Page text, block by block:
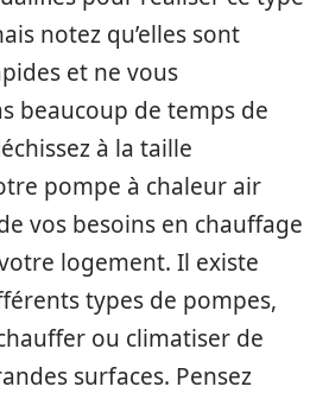
notez qu’elles sont
et ne vous
beaucoup de temps de
à la taille
pompe à chaleur air
vos besoins en chauffage
logement. Il existe
types de pompes,
ou climatiser de
surfaces. Pensez